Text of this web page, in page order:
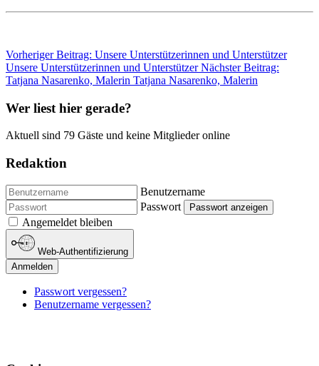
Vorheriger Beitrag: Unsere Unterstützerinnen und Unterstützer
Unsere Unterstützerinnen und Unterstützer Nächster Beitrag:
Tatjana Nasarenko, Malerin Tatjana Nasarenko, Malerin
Wer liest hier gerade?
Aktuell sind 79 Gäste und keine Mitglieder online
Redaktion
Benutzername
Passwort
Passwort anzeigen
Angemeldet bleiben
Web-Authentifizierung
Anmelden
Passwort vergessen?
Benutzername vergessen?